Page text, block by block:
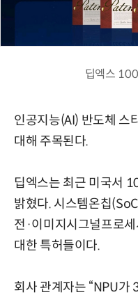
딥엑스
인공지능(AI) 반도체 스
대해 주목된다.
딥엑스는 최근 미국서
밝혔다. 시스템온칩
전·이미지시그널프로세
대한 특허들이다.
회사 관계자는 “NPU가